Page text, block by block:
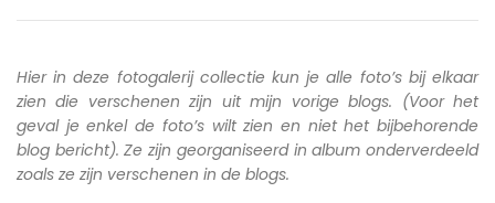
Hier in deze fotogalerij collectie kun je alle foto’s bij elkaar
zien die verschenen zijn uit mijn vorige blogs. (Voor het
geval je enkel de foto’s wilt zien en niet het bijbehorende
blog bericht). Ze zijn georganiseerd in album onderverdeeld
zoals ze zijn verschenen in de blogs.